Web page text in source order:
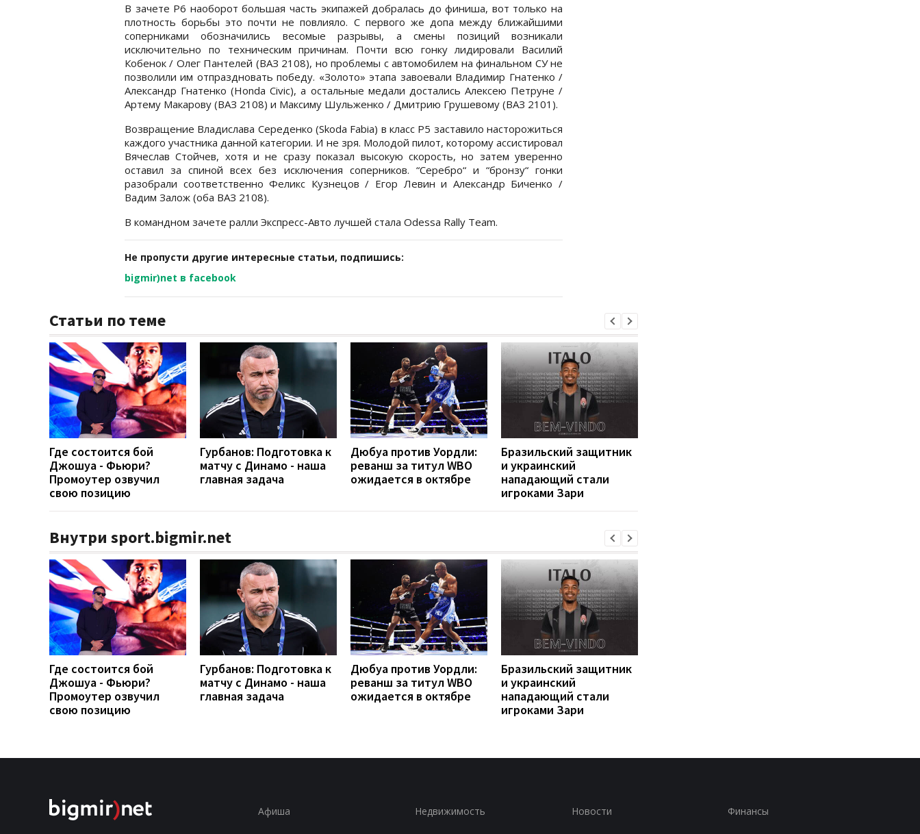
В зачете Р6 наоборот большая часть экипажей добралась до финиша, вот только на
плотность борьбы это почти не повлияло. С первого же допа между ближайшими
соперниками обозначились весомые разрывы, а смены позиций возникали
исключительно по техническим причинам. Почти всю гонку лидировали Василий
Кобенок / Олег Пантелей (ВАЗ 2108), но проблемы с автомобилем на финальном СУ не
позволили им отпраздновать победу. «Золото» этапа завоевали Владимир Гнатенко /
Александр Гнатенко (Honda Civic), а остальные медали достались Алексею Петруне /
Артему Макарову (ВАЗ 2108) и Максиму Шульженко / Дмитрию Грушевому (ВАЗ 2101).
Возвращение Владислава Середенко (Skoda Fabia) в класс Р5 заставило насторожиться
каждого участника данной категории. И не зря. Молодой пилот, которому ассистировал
Вячеслав Стойчев, хотя и не сразу показал высокую скорость, но затем уверенно
оставил за спиной всех без исключения соперников. “Серебро“ и “бронзу“ гонки
разобрали соответственно Феликс Кузнецов / Егор Левин и Александр Биченко /
Вадим Залож (оба ВАЗ 2108).
В командном зачете ралли Экспресс-Авто лучшей стала Odessa Rally Team.
Не пропусти другие интересные статьи, подпишись:
bigmir)net в facebook
Статьи по теме
Где состоится бой
Джошуа - Фьюри?
Промоутер озвучил
свою позицию
Гурбанов: Подготовка к
матчу с Динамо - наша
главная задача
Дюбуа против Уордли:
реванш за титул WBO
ожидается в октябре
Бразильский защитник
и украинский
нападающий стали
игроками Зари
Внутри sport.bigmir.net
Где состоится бой
Джошуа - Фьюри?
Промоутер озвучил
свою позицию
Гурбанов: Подготовка к
матчу с Динамо - наша
главная задача
Дюбуа против Уордли:
реванш за титул WBO
ожидается в октябре
Бразильский защитник
и украинский
нападающий стали
игроками Зари
Афиша Недвижимость Новости Финансы